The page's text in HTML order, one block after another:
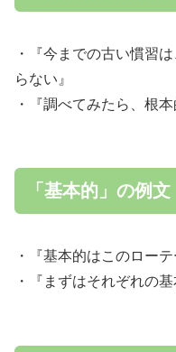
・『今までの古い慣習
らない』
・『調べてみたら、根
「基本的」の例文
・『基本的はこのロー
・『まずはそれぞれの